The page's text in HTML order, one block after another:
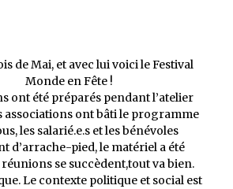
de Mai, et avec lui voici le Festival
Monde en Fête !
ont été préparés pendant l’atelier
associations ont bâti le programme
les salarié.e.s et les bénévoles
d’arrache-pied, le matériel a été
se succèdent,tout va bien.
Le contexte politique et social est